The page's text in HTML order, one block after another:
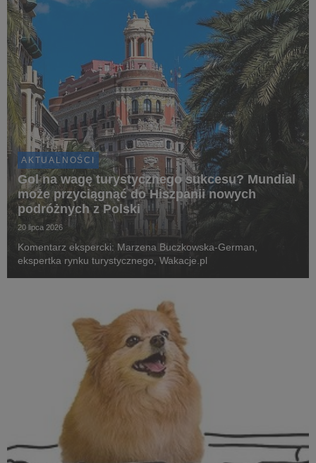
AKTUALNOŚCI
Gol na wagę turystycznego sukcesu? Mundial
może przyciągnąć do Hiszpanii nowych
podróżnych z Polski
20 lipca 2026
Komentarz ekspercki: Marzena Buczkowska-German,
ekspertka rynku turystycznego, Wakacje.pl